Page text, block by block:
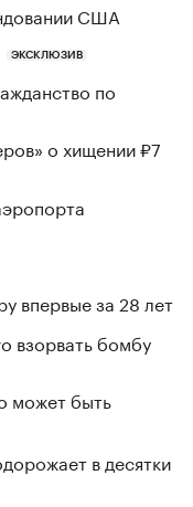
США
ЭКСКЛЮЗИВ
по
о хищении ₽7
впервые за 28 лет
взорвать бомбу
может быть
в десятки